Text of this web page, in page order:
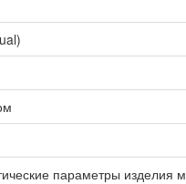
параметры изделия